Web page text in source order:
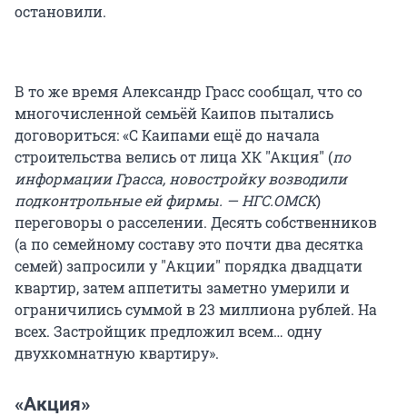
остановили.
В то же время Александр Грасс сообщал, что со
многочисленной семьёй Каипов пытались
договориться: «С Каипами ещё до начала
строительства велись от лица ХК "Акция" (по
информации Грасса, новостройку возводили
подконтрольные ей фирмы. — НГС.ОМСК)
переговоры о расселении. Десять собственников
(а по семейному составу это почти два десятка
семей) запросили у "Акции" порядка двадцати
квартир, затем аппетиты заметно умерили и
ограничились суммой в 23 миллиона рублей. На
всех. Застройщик предложил всем… одну
двухкомнатную квартиру».
«Акция»